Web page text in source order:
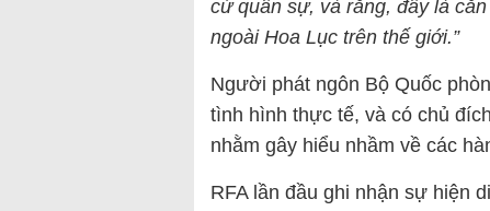
cứ quân sự, và rằng, đây là
ngoài Hoa Lục trên thế giới.”
Người phát ngôn Bộ Quốc
tình hình thực tế, và có chủ
nhằm gây hiểu nhầm về các
RFA lần đầu ghi nhận sự hiện